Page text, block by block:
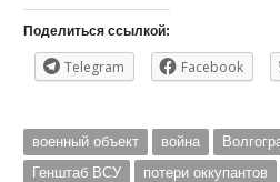
Поделиться ссылкой:
Telegram Facebook
военный объект война
Генштаб ВСУ
потери оккупантов